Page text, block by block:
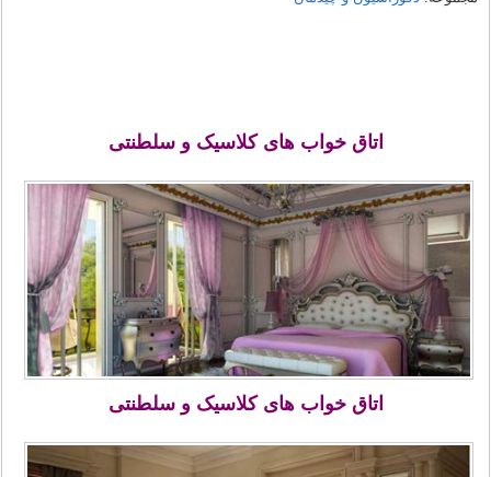
اتاق خواب های کلاسیک و سلطنتی
اتاق خواب های کلاسیک و سلطنتی